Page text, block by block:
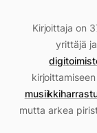
Kirjoittaja on
yrittäjä
mutta arkea